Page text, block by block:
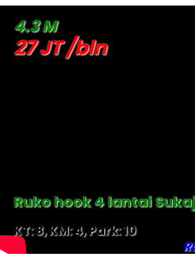
4.3 M
27 JT /bln
Ruko hook 4 lantai
KT: 8, KM: 4, Park: 10